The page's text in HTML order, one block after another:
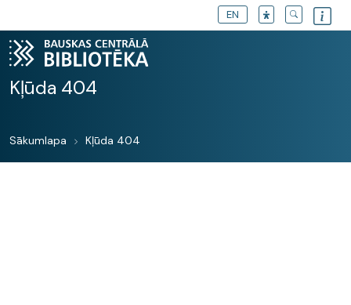
EN
Kļūda 404
Sākumlapa Kļūda 404